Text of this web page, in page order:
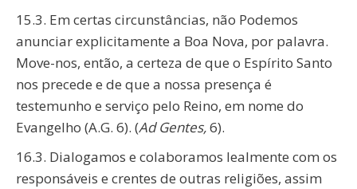
15.3. Em certas circunstâncias, não Podemos
anunciar explicitamente a Boa Nova, por palavra.
Move-nos, então, a certeza de que o Espírito Santo
nos precede e de que a nossa presença é
testemunho e serviço pelo Reino, em nome do
Evangelho (A.G. 6). (Ad Gentes,6).
16.3. Dialogamos e colaboramos lealmente com os
responsáveis e crentes de outras religiões, assim